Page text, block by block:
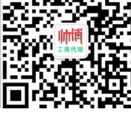
重点关注|重庆出台主城标车提前淘汰
招商银行--渝开发（000514）拟转让
根据各级制定的有关优惠政策,现结合
中国对外经济贸易文告（2008年第二
渝开发：2008年半年度报告_渝开发
重庆渝北双凤桥香港公司注册/年审/查
口吃 英语_小公主_新浪博客
【重庆渝北周边公司注册_重庆渝北
双凤桥会计_双凤桥财务管理-重庆易
【发】周末去哪儿？开启嘉兴创意